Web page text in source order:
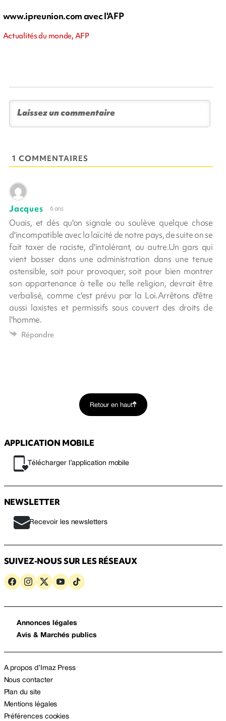
www.ipreunion.com avec l'AFP
Actualités du monde, AFP
1 COMMENTAIRES
Jacques 6 ans
Ouais, et dès qu'on signale ou soulève quelque chose
d'incompatible avec la laïcité de notre pays, de suite on se
fait taxer de raciste, d'intolérant, ou autre.Un gars qui
vient bosser dans une administration dans une tenue
ostensible, soit pour provoquer, soit pour bien montrer
son appartenance à telle ou telle religion, devrait être
verbalisé, comme c'est prévu par la Loi.Arrêtons d'être
aussi laxistes et permissifs sous couvert des droits de
l'homme.
Répondre
Retour en haut
APPLICATION MOBILE
Télécharger l’application mobile
NEWSLETTER
Recevoir les newsletters
SUIVEZ-NOUS SUR LES RÉSEAUX
Annonces légales
Avis & Marchés publics
A propos d’Imaz Press
Nous contacter
Plan du site
Mentions légales
Préférences cookies